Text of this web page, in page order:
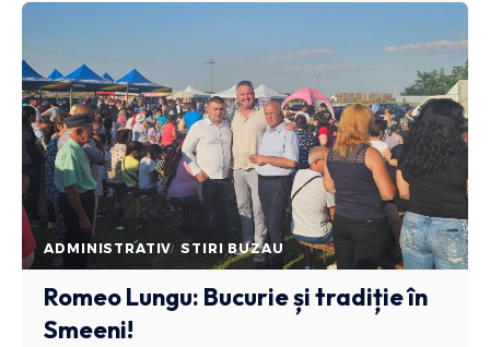
ADMINISTRATIV STIRI BUZAU
Romeo Lungu: Bucurie și tradiție în
Smeeni!